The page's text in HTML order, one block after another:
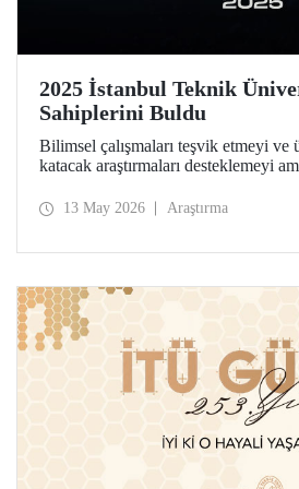
2025 İstanbul Teknik
Sahiplerini Buldu
Bilimsel çalışmaları teşvik etmeyi ve
katacak araştırmaları desteklemeyi
isimler, Ayazağa Yerleşkemizdeki
13 May 2026 Araştırma